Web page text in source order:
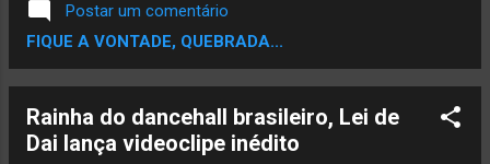
________________________________
_____________________ :: INGRESSOS:
Antecipado: http://bit.do/RapAntes Primeiro
componentes de movimento e significado
que fazem parte desta prática. O clássico
som do Doctor MC's, alerta, quem não for
que você dê play na pequena e pesada
playlist feita pela Ana, e siga em frente. Essa
Postar um comentário
FIQUE A VONTADE, QUEBRADA...
Rainha do dancehall brasileiro, Lei de
Dai lança videoclipe inédito